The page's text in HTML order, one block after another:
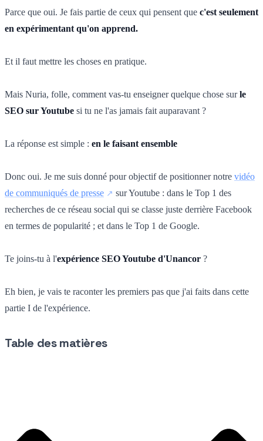
Parce que oui. Je fais partie de ceux qui pensent que c'est seulement
en expérimentant qu'on apprend.
Et il faut mettre les choses en pratique.
Mais Nuria, folle, comment vas-tu enseigner quelque chose surle
SEO sur Youtube si tu ne l'as jamais fait auparavant ?
La réponse est simple : en le faisant ensemble
Donc oui. Je me suis donné pour objectif de positionner notre vidéo
de communiqués de presse
sur Youtube : dans le Top 1 des
recherches de ce réseau social qui se classe juste derrière Facebook
en termes de popularité ; et dans le Top 1 de Google.
Te joins-tu à l'expérience SEO Youtube d'Unancor ?
Eh bien, je vais te raconter les premiers pas que j'ai faits dans cette
partie I de l'expérience.
Table des matières